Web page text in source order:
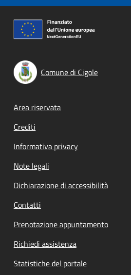
Comune di Cigole
Footer menu
Area riservata
Crediti
Informativa privacy
Note legali
Dichiarazione di accessibilità
Contatti
Prenotazione appuntamento
Richiedi assistenza
Statistiche del portale